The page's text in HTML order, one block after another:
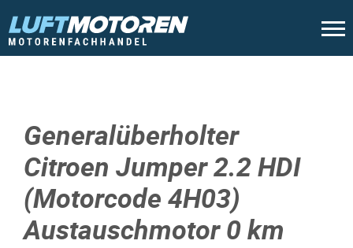
Generalüberholter
Citroen Jumper 2.2 HDI
(Motorcode 4H03)
Austauschmotor 0 km